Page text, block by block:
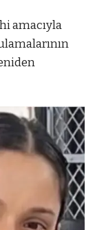
amacıyla